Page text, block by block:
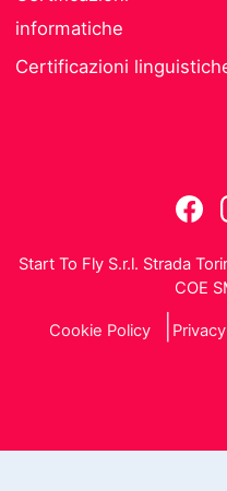
informatiche
Certificazioni
Start To Fly S.r.l. Strada
COE
Cookie Policy